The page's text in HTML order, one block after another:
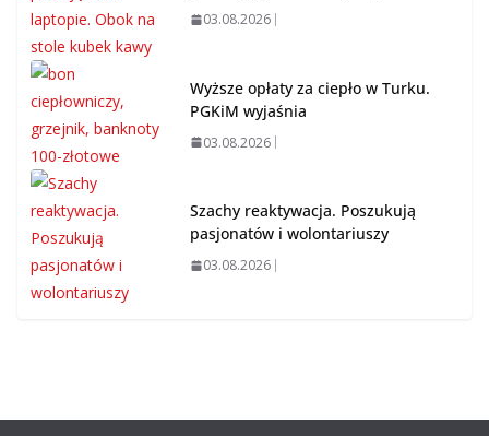
03.08.2026
Wyższe opłaty za ciepło w Turku.
PGKiM wyjaśnia
03.08.2026
Szachy reaktywacja. Poszukują
pasjonatów i wolontariuszy
03.08.2026